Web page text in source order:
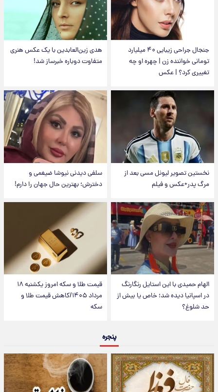
جنجال جراحی زیبایی ۴۰ میلیارد
تومانی خواننده زن | چهره او چه
تغییری کرد؟ | عکس
هدی زین‌العابدین با یک عکس هنری
متفاوت دوباره خبرساز شد!
نخستین تصویر لیونل مسی بعد از
مرگ پدر+عکس و فیلم
سلفی دیدنی نیوشا ضیغمی و
دخترش؛ بهترین حال جهان را دارم!
الهام حمیدی با این استایل رنگارنگ
در اسپانیا دیده شد؛ خاص یا بیش از
حد شلوغ؟
قیمت طلا و سکه امروز یکشنبه ۱۸
مرداد ۱۴۰۵/کاهش قیمت طلا و
سکه
پنجره